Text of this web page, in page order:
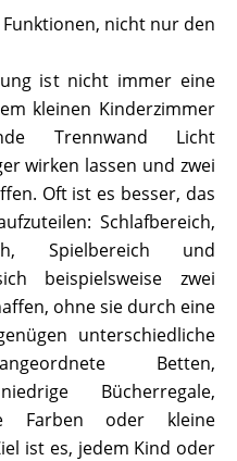
Funktionen, nicht nur den
ist nicht immer eine
kleinen Kinderzimmer
Trennwand Licht
wirken lassen und zwei
Oft ist es besser, das
Schlafbereich,
Spielbereich und
beispielsweise zwei
ohne sie durch eine
unterschiedliche
Betten,
Bücherregale,
Farben oder kleine
ist es, jedem Kind oder